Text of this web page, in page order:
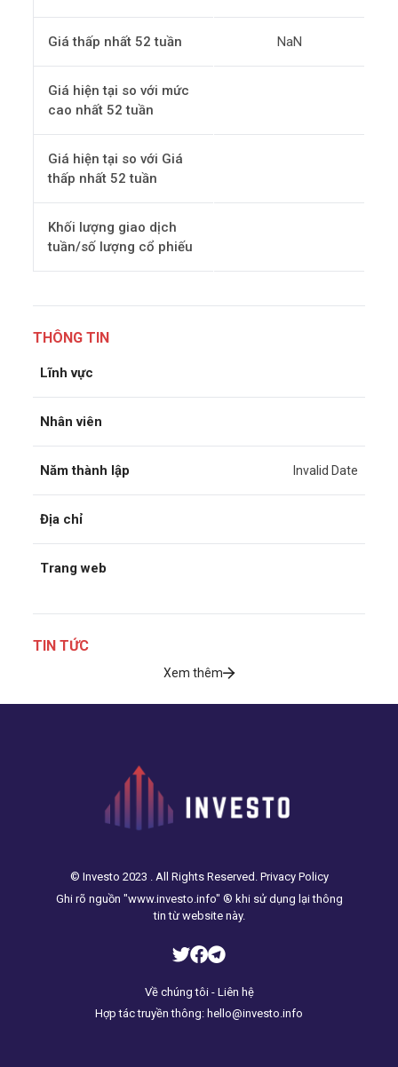
Giá thấp nhất 52 tuần NaN
Giá hiện tại so với mức
cao nhất 52 tuần
Giá hiện tại so với Giá
thấp nhất 52 tuần
Khối lượng giao dịch
tuần/số lượng cổ phiếu
THÔNG TIN
Lĩnh vực
Nhân viên
Năm thành lập Invalid Date
Địa chỉ
Trang web
TIN TỨC
Xem thêm
© Investo 2023 . All Rights Reserved. Privacy Policy
Ghi rõ nguồn "www.investo.info" ® khi sử dụng lại thông
tin từ website này.
Về chúng tôi - Liên hệ
Hợp tác truyền thông: hello@investo.info